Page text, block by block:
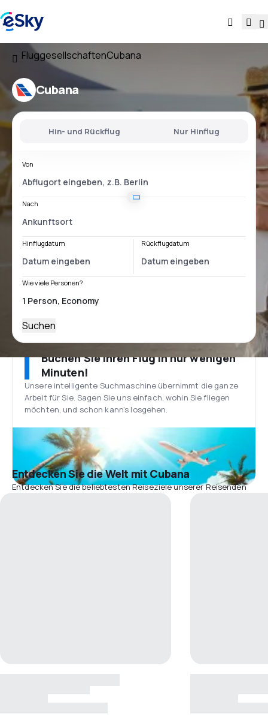
FluggesellschaftenCubana
Cubana
Hin- und Rückflug Nur Hinflug
Von
Nach
Hinflugdatum Rückflugdatum
Wie viele Personen?
Suchen
Buchen Sie Ihren Flug in nur wenigen
Minuten!
Unsere intelligente Suchmaschine übernimmt die ganze
Arbeit für Sie. Sagen Sie uns einfach, wohin Sie fliegen
möchten, und schon kann’s losgehen.
Entdecken Sie die Welt mit Cubana
Entdecken Sie die beliebtesten Reiseziele unserer Reisenden